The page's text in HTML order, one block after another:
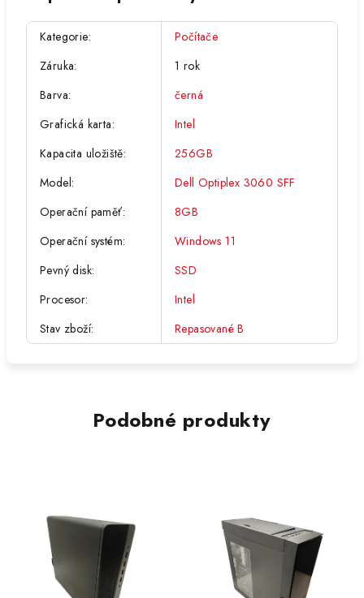
Kategorie:
Počítače
Záruka:
1 rok
Barva:
černá
Grafická karta:
Intel
Kapacita uložiště:
256GB
Model:
Dell Optiplex 3060 SFF
Operační paměť:
8GB
Operační systém:
Windows 11
Pevný disk:
SSD
Procesor:
Intel
Stav zboží: Repasované B
Podobné produkty